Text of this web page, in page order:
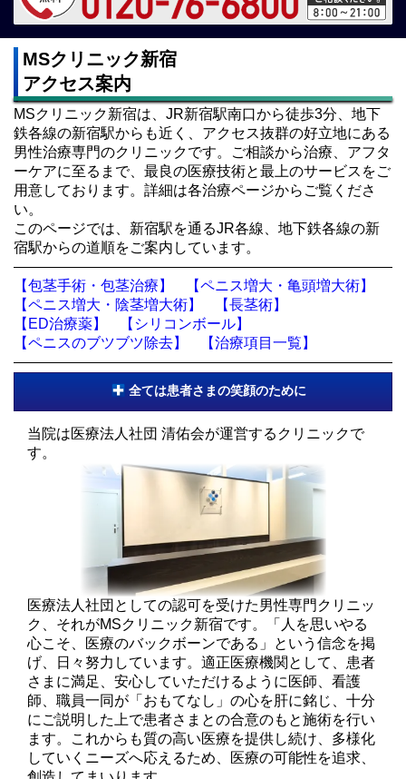
MSクリニック新宿
アクセス案内
MSクリニック新宿は、JR新宿駅南口から徒歩3分、地下
鉄各線の新宿駅からも近く、アクセス抜群の好立地にある
男性治療専門のクリニックです。ご相談から治療、アフタ
ーケアに至るまで、最良の医療技術と最上のサービスをご
用意しております。詳細は各治療ページからご覧くださ
い。
このページでは、新宿駅を通るJR各線、地下鉄各線の新
宿駅からの道順をご案内しています。
【包茎手術・包茎治療】
【ペニス増大・亀頭増大術】
【ペニス増大・陰茎増大術】
【長茎術】
【ED治療薬】
【シリコンボール】
【ペニスのブツブツ除去】
【治療項目一覧】
全ては患者さまの笑顔のために
当院は医療法人社団 清佑会が運営するクリニックで
す。
医療法人社団としての認可を受けた男性専門クリニッ
ク、それがMSクリニック新宿です。「人を思いやる
心こそ、医療のバックボーンである」という信念を掲
げ、日々努力しています。適正医療機関として、患者
さまに満足、安心していただけるように医師、看護
師、職員一同が「おもてなし」の心を肝に銘じ、十分
にご説明した上で患者さまとの合意のもと施術を行い
ます。これからも質の高い医療を提供し続け、多様化
していくニーズへ応えるため、医療の可能性を追求、